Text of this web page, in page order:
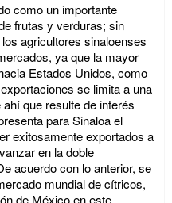
como un importante
frutas y verduras; sin
agricultores sinaloenses
ya que la mayor
Estados Unidos, como
se limita a una
que resulte de interés
para Sinaloa el
exitosamente exportados a
en la doble
acuerdo con lo anterior, se
mundial de cítricos,
de México en este